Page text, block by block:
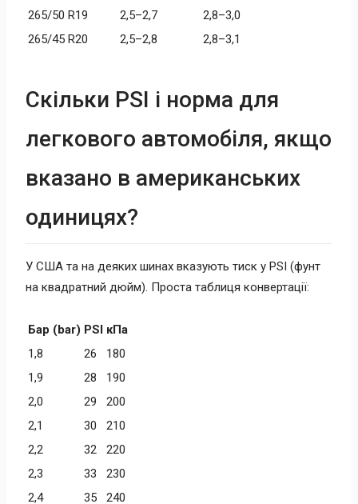
265/50 R19
2,5–2,7
2,8–3,0
265/45 R20
2,5–2,8 2,8–3,1
Скільки PSI і норма для
легкового автомобіля, якщо
вказано в американських
одиницях?
У США та на деяких шинах вказують тиск у PSI (фунт
на квадратний дюйм). Проста таблиця конвертації:
Бар (bar) PSI кПа
1,8
26
180
1,9
28
190
2,0
29
200
2,1
30
210
2,2
32
220
2,3
33
230
2,4
35
240